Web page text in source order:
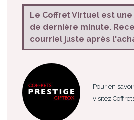
Le Coffret Virtuel est
de dernière minute.
courriel juste après
Pour en
visitez